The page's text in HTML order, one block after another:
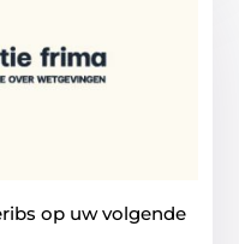
op uw volgende